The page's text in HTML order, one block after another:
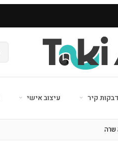
קיר עיצוב אישי
שרה